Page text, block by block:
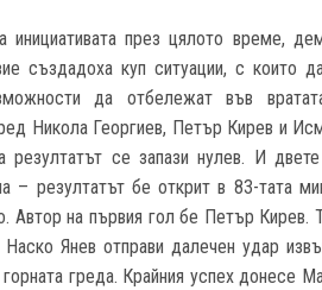
инициативата през цялото време,
създадоха куп ситуации, с които
да отбележат във
Никола Георгиев, Петър Кирев и
резултатът се запази нулев. И
– резултатът бе открит в 83-тата
Автор на първия гол бе Петър Кирев.
Янев отправи далечен удар
греда. Крайния успех донесе